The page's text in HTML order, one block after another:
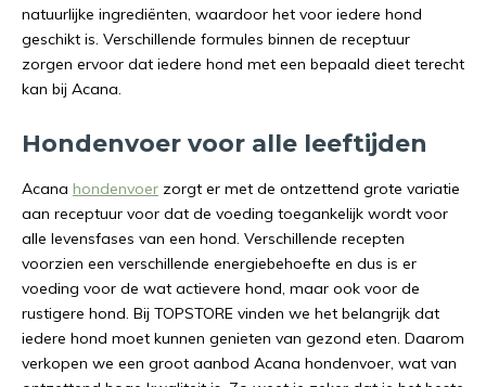
natuurlijke ingrediënten, waardoor het voor iedere hond
geschikt is. Verschillende formules binnen de receptuur
zorgen ervoor dat iedere hond met een bepaald dieet terecht
kan bij Acana.
Hondenvoer voor alle leeftijden
Acana hondenvoer zorgt er met de ontzettend grote variatie
aan receptuur voor dat de voeding toegankelijk wordt voor
alle levensfases van een hond. Verschillende recepten
voorzien een verschillende energiebehoefte en dus is er
voeding voor de wat actievere hond, maar ook voor de
rustigere hond. Bij TOPSTORE vinden we het belangrijk dat
iedere hond moet kunnen genieten van gezond eten. Daarom
verkopen we een groot aanbod Acana hondenvoer, wat van